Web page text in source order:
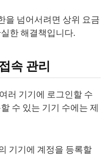
을 넘어서려면 상위 요금
한 해결책입니다.
속 관리
러 기기에 로그인할 수
수 있는 기기 수에는 제
기기에 계정을 등록할